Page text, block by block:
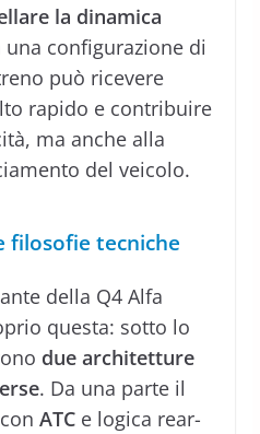
la dinamica
configurazione di
può ricevere
rapido e contribuire
ma anche alla
del veicolo.
filosofie tecniche
della Q4 Alfa
questa: sotto lo
due architetture
. Da una parte il
ATCe logica rear-